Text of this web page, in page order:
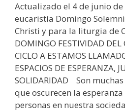
Actualizado el 4 de junio de
eucaristía Domingo
Christi y para la liturgia de
DOMINGO FESTIVIDAD DEL
CICLO A ESTAMOS
ESPACIOS DE ESPERANZA,
SOLIDARIDAD Son
que oscurecen la
personas en nuestra